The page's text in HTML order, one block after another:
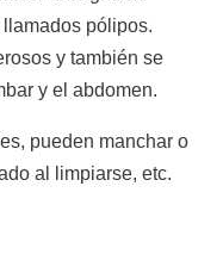
pólipos.
y también se
y el abdomen.
pueden manchar o
al limpiarse, etc.